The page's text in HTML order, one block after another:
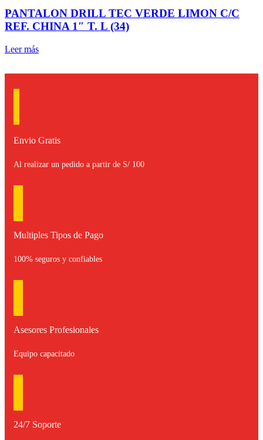
PANTALON DRILL TEC VERDE LIMON C/C
REF. CHINA 1″ T. L (34)
Leer más
Envio Gratis
Al realizar un pedido a partir de S/ 100
Multiples Tipos de Pago
100% seguros y confiables
Asesores Profesionales
Equipo capacitado
24/7 Soporte